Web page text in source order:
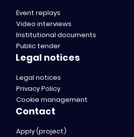
Event replays
Video interviews
Institutional documents
Public tender
Legal notices
Legal notices
Privacy Policy
Cookie management
Contact
Apply (project)